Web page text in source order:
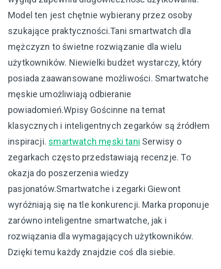
Model ten jest chętnie wybierany przez osoby
szukające praktyczności.Tani smartwatch dla
mężczyzn to świetne rozwiązanie dla wielu
użytkowników. Niewielki budżet wystarczy, który
posiada zaawansowane możliwości. Smartwatche
męskie umożliwiają odbieranie
powiadomień.Wpisy Gościnne na temat
klasycznych i inteligentnych zegarków są źródłem
inspiracji. smartwatch męski tani Serwisy o
zegarkach często przedstawiają recenzje. To
okazja do poszerzenia wiedzy
pasjonatów.Smartwatche i zegarki Giewont
wyróżniają się na tle konkurencji. Marka proponuje
zarówno inteligentne smartwatche, jak i
rozwiązania dla wymagających użytkowników.
Dzięki temu każdy znajdzie coś dla siebie.